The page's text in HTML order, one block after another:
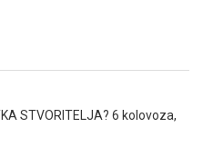
STVORITELJA? 6 kolovoza,